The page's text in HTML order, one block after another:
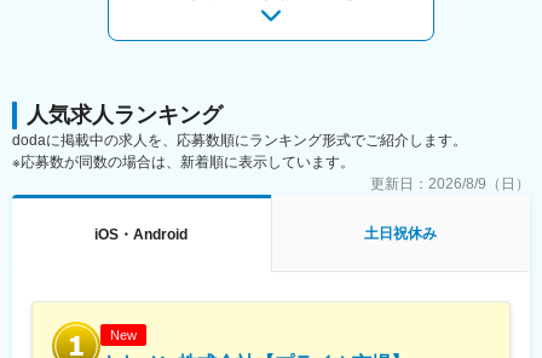
配属部署には3名構成で構成されており、ベテランの40代課長と
はチームで担当し、お互いのスキルアップを目指してフォローや
育成をしながら活動しています。
■今後のビジョン：
今は取引先が1社2プロジェクトですが、今後は中途と新卒採用を
している状態を目指します。入社後は経験豊富な先輩のそばで業
とを期待しています。
■当社について：
人気求人ランキング
dodaに掲載中の求人を、応募数順にランキング形式でご紹介します。
※応募数が同数の場合は、新着順に表示しています。
更新日： 2026/8/9（日）
iOS・Android 土日祝休み
New